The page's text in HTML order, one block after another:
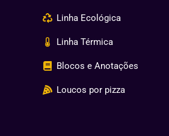
Linha Ecológica
Linha Térmica
Blocos e Anotações
Loucos por pizza